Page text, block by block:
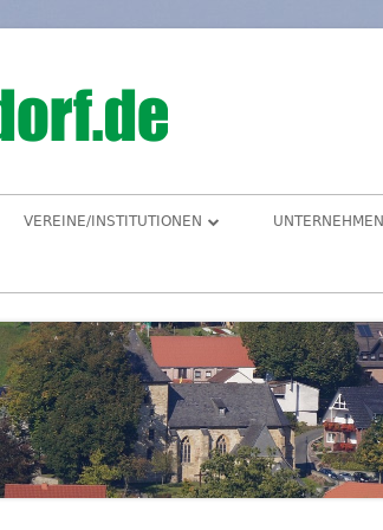
ALME- UND AFTETAL
AUEN-RADWEG
VEREINE/INSTITUTIONEN
CDU-ORTSUNION
FREIWILLIGE FEUERWEHR
HEIMATVEREIN
KINDERGARTEN
UNTERNEHMEN